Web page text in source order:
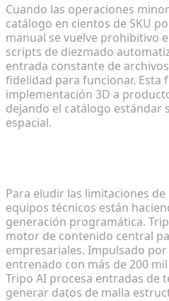
Cuando las operaciones
catálogo en cientos de SKU
manual se vuelve prohibitivo
scripts de diezmado
entrada constante de
fidelidad para funcionar. Esta
implementación 3D a
dejando el catálogo estándar
espacial.
Para eludir las limitaciones
equipos técnicos están
generación programática.
motor de contenido central
empresariales. Impulsado
entrenado con más de 200
Tripo AI procesa entradas de
generar datos de malla